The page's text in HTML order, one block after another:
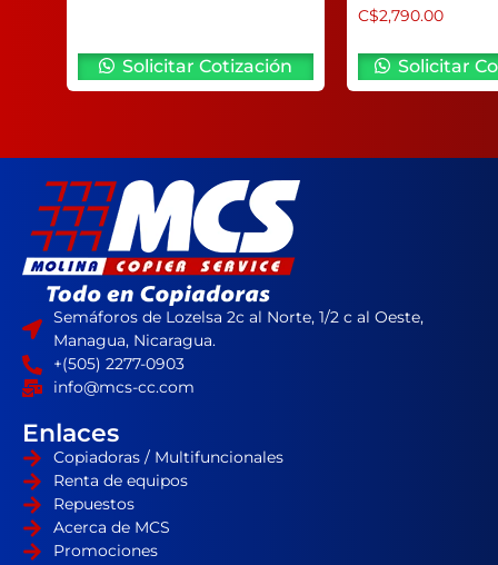
Solicitar Cotización
C$2,790.00
Solicitar
Semáforos de Lozelsa 2c al Norte, 1/2 c al Oeste,
Managua, Nicaragua.
+(505) 2277-0903
info@mcs-cc.com
Enlaces
Copiadoras / Multifuncionales
Renta de equipos
Repuestos
Acerca de MCS
Promociones